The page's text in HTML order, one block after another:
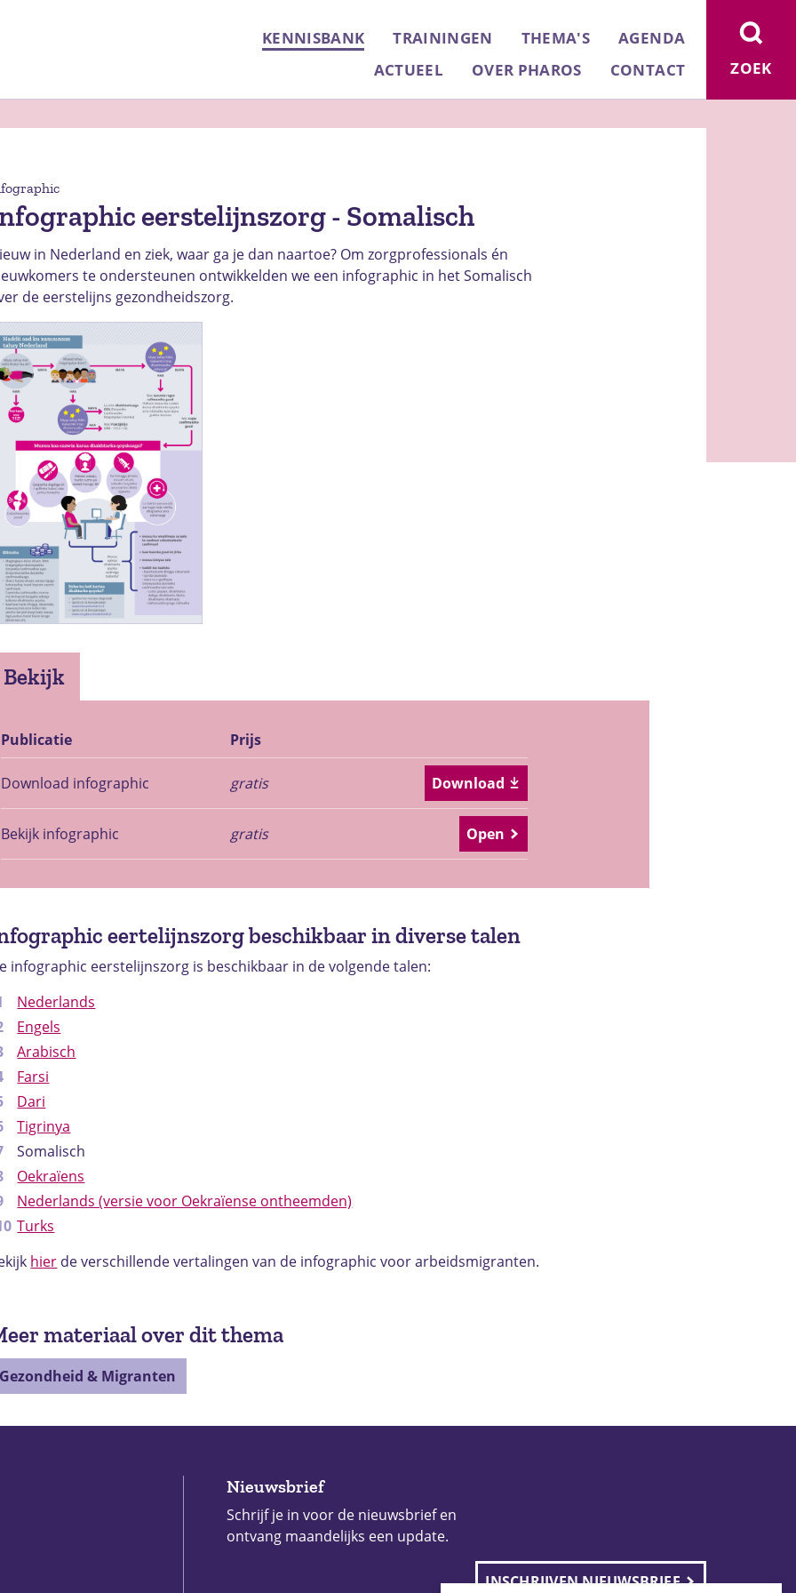
ZOEK
KENNISBANK TRAININGEN THEMA'S
AGENDA
ACTUEEL
OVER PHAROS CONTACT
eerstelijnszorg - Somalisch
in Nederland en ziek, waar ga je dan naartoe? Om zorgprofessionals én
te ondersteunen ontwikkelden we een infographic in het Somalisch
de eerstelijns gezondheidszorg.
Bekijk
Publicatie Prijs
Download infographic gratis Download
Bekijk infographic gratis Open
eertelijnszorg beschikbaar in diverse talen
infographic eerstelijnszorg is beschikbaar in de volgende talen:
Nederlands
Engels
Arabisch
Farsi
Dari
Tigrinya
Somalisch
Oekraïens
Nederlands (versie voor Oekraïense ontheemden)
Turks
hier de verschillende vertalingen van de infographic voor arbeidsmigranten.
materiaal over dit thema
Gezondheid & Migranten
Nieuwsbrief
Schrijf je in voor de nieuwsbrief en
ontvang maandelijks een update.
INSCHRIJVEN NIEUWSBRIEF